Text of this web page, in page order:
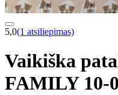
5,0(1 atsiliepimas)
Vaikiška
FAMILY 10-